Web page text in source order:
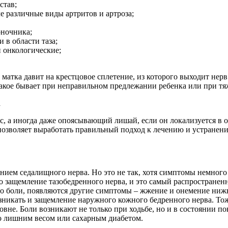
различные виды артритов и артроза;
в области таза;
давит на крестцовое сплетение, из которого выходит
бывает при неправильном предлежании ребенка или при
иногда даже опоясывающий лишай, если он локализуется в
выработать правильный подход к лечению и
седалищного нерва. Но это не так, хотя симптомы
тазобедренного нерва, и это самый
боли, появляются другие симптомы – жжение и онемение
и защемление наружного кожного бедренного нерва.
Боли возникают не только при ходьбе, но и в состоянии
лишним весом или сахарным диабетом.